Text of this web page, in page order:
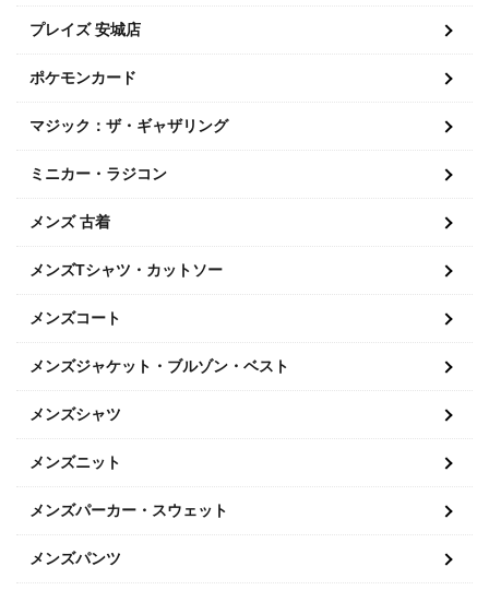
プレイズ 安城店
ポケモンカード
マジック：ザ・ギャザリング
ミニカー・ラジコン
メンズ 古着
メンズTシャツ・カットソー
メンズコート
メンズジャケット・ブルゾン・ベスト
メンズシャツ
メンズニット
メンズパーカー・スウェット
メンズパンツ